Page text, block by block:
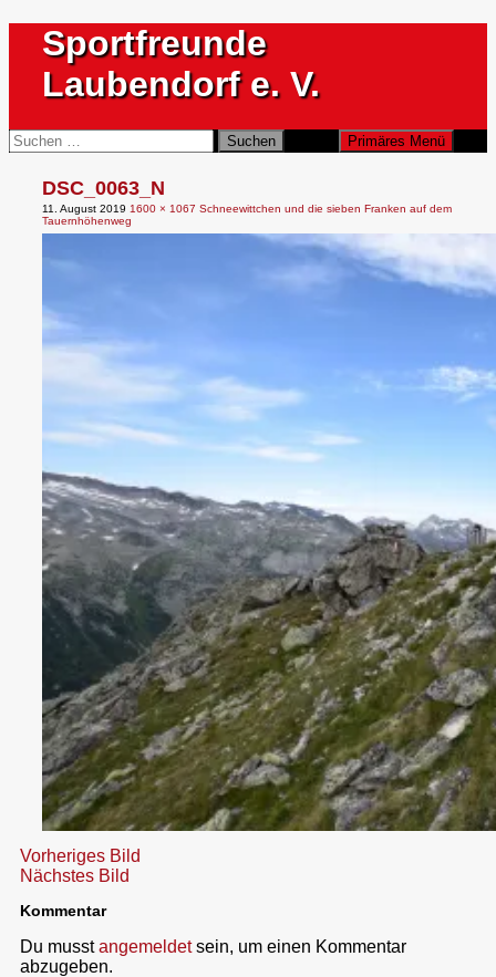
Inhalt
springen
Sportfreunde
Laubendorf e. V.
Suchen Primäres Menü
Suchen
nach:
DSC_0063_N
11. August 2019 1600 × 1067 Schneewittchen und die sieben Franken auf dem
Tauernhöhenweg
Vorheriges Bild
Nächstes Bild
Kommentar
Du musstangemeldetsein, um einen Kommentar
abzugeben.